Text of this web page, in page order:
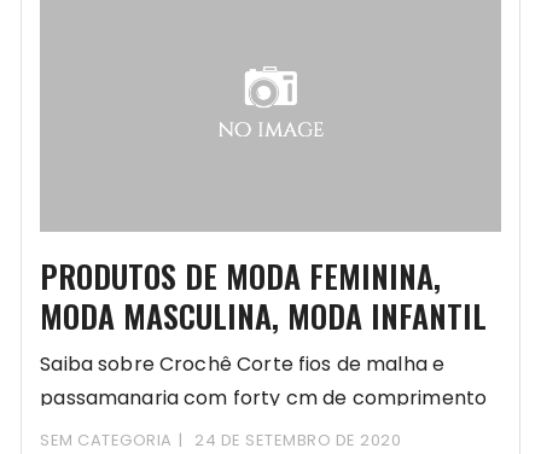
PRODUTOS DE MODA FEMININA,
MODA MASCULINA, MODA INFANTIL
Saiba sobre Crochê Corte fios de malha e
passamanaria com forty cm de comprimento
e
SEM CATEGORIA 24 DE SETEMBRO DE 2020